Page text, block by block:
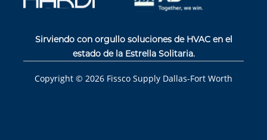
Sirviendo con orgullo soluciones de HVAC en el
estado de la Estrella Solitaria.
Copyright © 2026 Fissco Supply Dallas-Fort Worth